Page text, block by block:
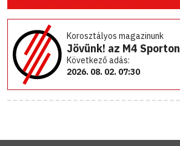
Korosztályos magazinunk
Jövünk! az M4 Sporton
Következő adás:
2026. 08. 02. 07:30